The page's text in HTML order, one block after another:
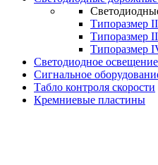
Типоразмер II
Типоразмер
Типоразмер
Светодиодное
Сигнальное
Табло контроля скорости
Кремниевые пластины